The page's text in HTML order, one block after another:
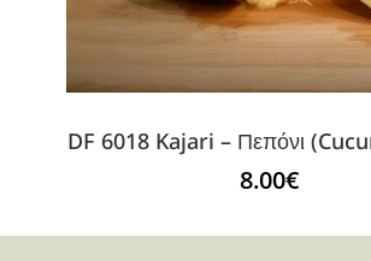
DF 6018 Kajari – Πεπόνι
8.00€